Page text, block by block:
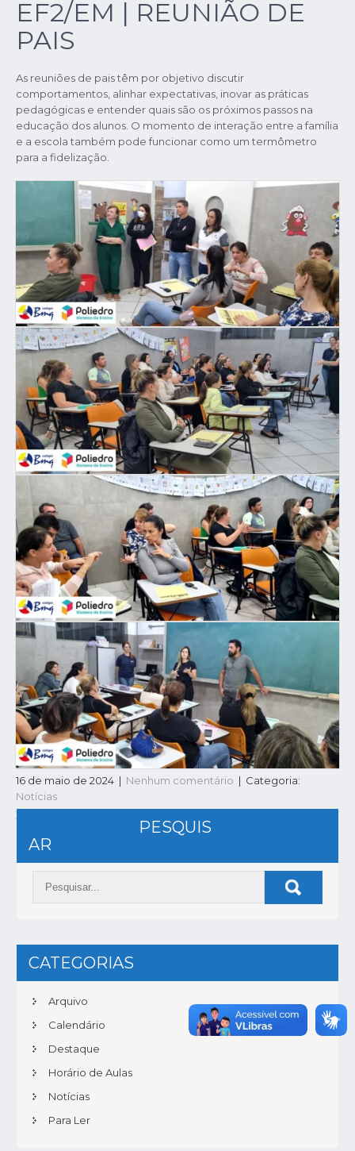
EF2/EM | REUNIÃO DE
PAIS
As reuniões de pais têm por objetivo discutir
comportamentos, alinhar expectativas, inovar as práticas
pedagógicas e entender quais são os próximos passos na
educação dos alunos. O momento de interação entre a família
e a escola também pode funcionar como um termômetro
para a fidelização.
16 de maio de 2024 | Nenhum comentário | Categoria:
Notícias
NAVEGAÇÃO
DE
POST
5EF | Submarine Project
PESQUIS
AR
CATEGORIAS
Arquivo
Calendário
Destaque
Horário de Aulas
Notícias
Para Ler